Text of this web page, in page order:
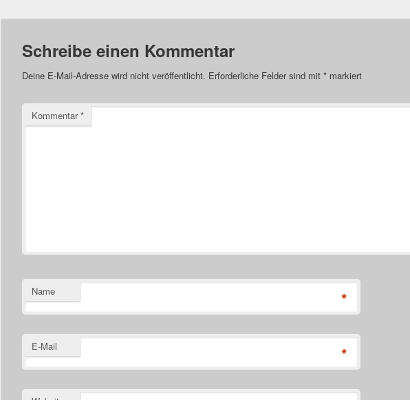
Schreibe einen Kommentar
Deine E-Mail-Adresse wird nicht veröffentlicht. Erforderliche Felder sind mit * markiert
Kommentar*
Name *
E-Mail *